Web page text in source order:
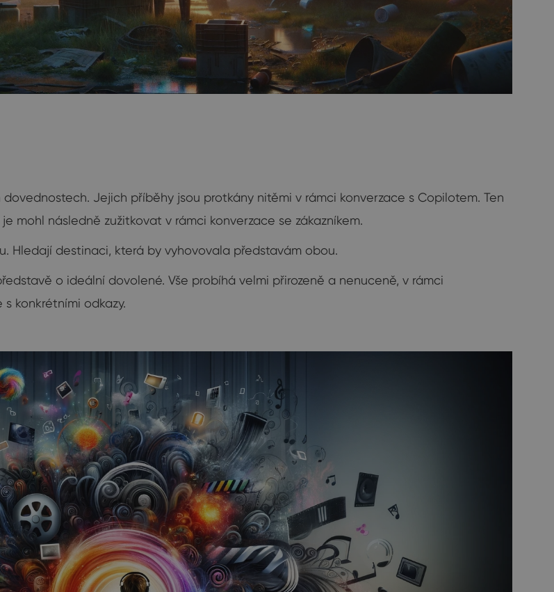
Jejich příběhy jsou protkány nitěmi v rámci konverzace s Copilotem. Ten
mohl následně zužitkovat v rámci konverzace se zákazníkem.
Hledají destinaci, která by vyhovovala představám obou.
o ideální dovolené. Vše probíhá velmi přirozeně a nenuceně, v rámci
konkrétními odkazy.